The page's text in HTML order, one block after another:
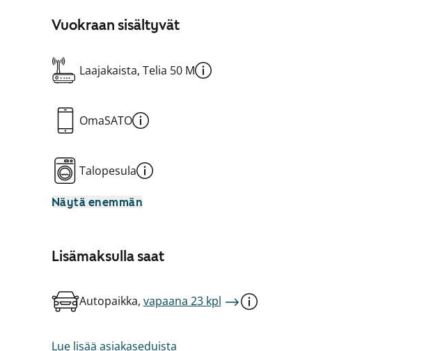
Vuokraan sisältyvät
Laajakaista, Telia 50 M
OmaSATO
Talopesula
Näytä enemmän
Lisämaksulla saat
Autopaikka, vapaana 23 kpl
Lue lisää asiakaseduista